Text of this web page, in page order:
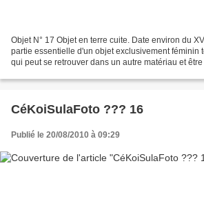
Objet N° 17 Objet en terre cuite. Date environ du
partie essentielle d'un objet exclusivement féminin
qui peut se retrouver dans un autre matériau et
CéKoiSulaFoto ??? 16
Publié le 20/08/2010 à 09:29